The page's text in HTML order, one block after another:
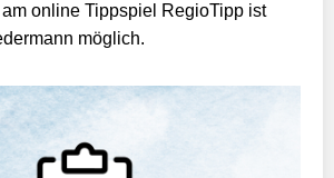
online Tippspiel RegioTipp ist
möglich.